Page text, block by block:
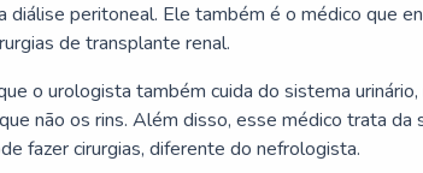
diálise peritoneal. Ele também é o médico que
de transplante renal.
o urologista também cuida do sistema
não os rins. Além disso, esse médico trata
fazer cirurgias, diferente do nefrologista.